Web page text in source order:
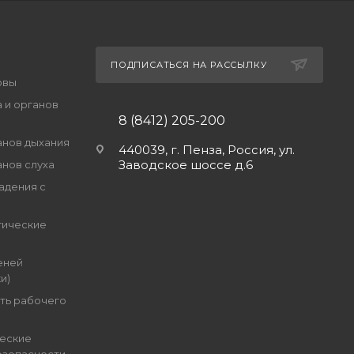
и органов
дыхания
слуха
с
рабочего
ПОДПИСАТЬСЯ НА РАССЫЛКУ
8 (8412) 205-200
440039, г. Пенза, Россия, ул.
Заводское шоссе д.6